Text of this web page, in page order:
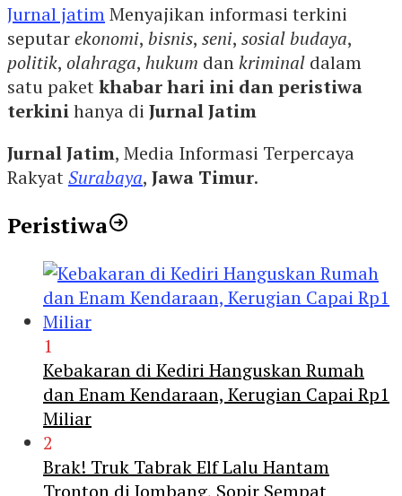
Jurnal jatimMenyajikan informasi terkini
seputarekonomi, bisnis, seni, sosial budaya,
politik, olahraga, hukum dankriminal dalam
satu paketkhabar hari ini dan peristiwa
terkinihanya di Jurnal Jatim
Jurnal Jatim, Media Informasi Terpercaya
RakyatSurabaya, Jawa Timur.
Peristiwa
1
Kebakaran di Kediri Hanguskan Rumah
dan Enam Kendaraan, Kerugian Capai Rp1
Miliar
2
Brak! Truk Tabrak Elf Lalu Hantam
Tronton di Jombang, Sopir Sempat